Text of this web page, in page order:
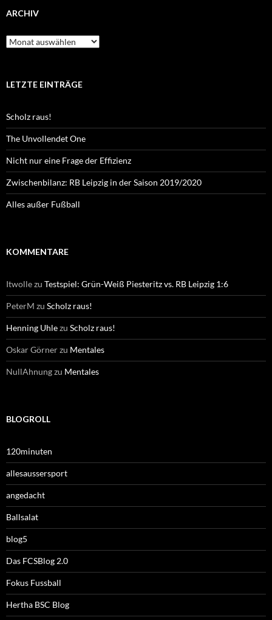
ARCHIV
Archiv
LETZTE EINTRÄGE
Scholz raus!
The Unvollendet One
Nicht nur eine Frage der Effizienz
Zwischenbilanz: RB Leipzig in der Saison 2019/2020
Alles außer Fußball
KOMMENTARE
Itwollezu Testspiel: Grün-Weiß Piesteritz vs. RB Leipzig 1:6
PeterM zu Scholz raus!
Henning Uhlezu Scholz raus!
Oskar Görnerzu Mentales
NullAhnungzu Mentales
BLOGROLL
120minuten
allesaussersport
angedacht
Ballsalat
blog5
Das FCSBlog 2.0
Fokus Fussball
Hertha BSC Blog